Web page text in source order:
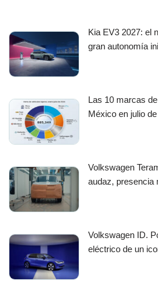
Kia EV3 2027: el
gran autonomía
Las 10 marcas
México en julio
Volkswagen
audaz, presencia
Volkswagen ID.
eléctrico de un